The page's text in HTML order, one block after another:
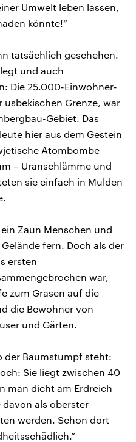
Umwelt leben lassen,
könnte!“
tatsächlich geschehen.
und auch
Die 25.000-Einwohner-
Grenze, war
Gebiet. Das
hier aus dem Gestein
Atombombe
– Uranschlämme und
sie einfach in Mulden
Zaun Menschen und
fern. Doch als der
ersten
war,
zum Grasen auf die
die Bewohner von
und Gärten.
der Baumstumpf steht:
Sie liegt zwischen 40
man dicht am Erdreich
als oberster
werden. Schon dort